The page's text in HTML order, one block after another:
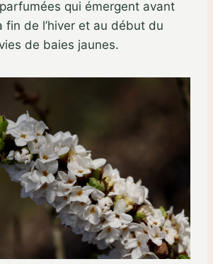
qui émergent avant
fin de l’hiver et au début du
de baies jaunes.